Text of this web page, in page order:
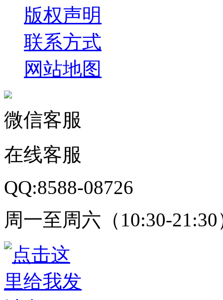
版权声明
联系方式
网站地图
微信客服
在线客服
QQ:8588-08726
周一至周六（10:30-21:30